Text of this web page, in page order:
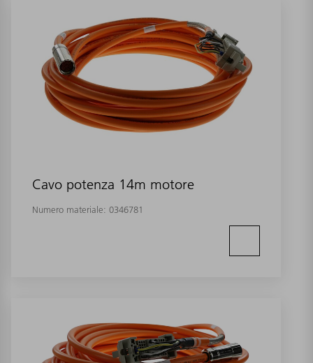
Cavo potenza 14m motore
Numero materiale: 0346781